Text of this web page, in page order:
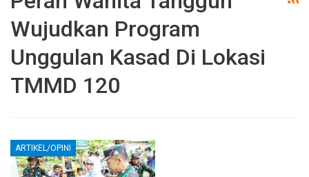
Wujudkan Program
Unggulan Kasad Di Lokasi
TMMD 120
ARTIKEL/OPINI